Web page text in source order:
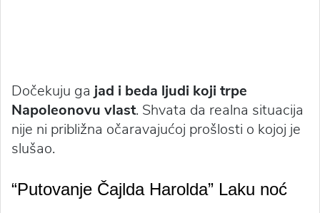
Dočekuju ga jad i beda ljudi koji trpe
Napoleonovu vlast. Shvata da realna situacija
nije ni približna očaravajućoj prošlosti o kojoj je
slušao.
“Putovanje Čajlda Harolda” Laku noć